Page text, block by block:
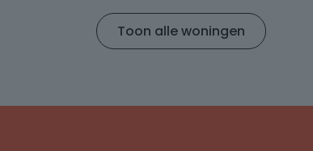
Toon alle woningen